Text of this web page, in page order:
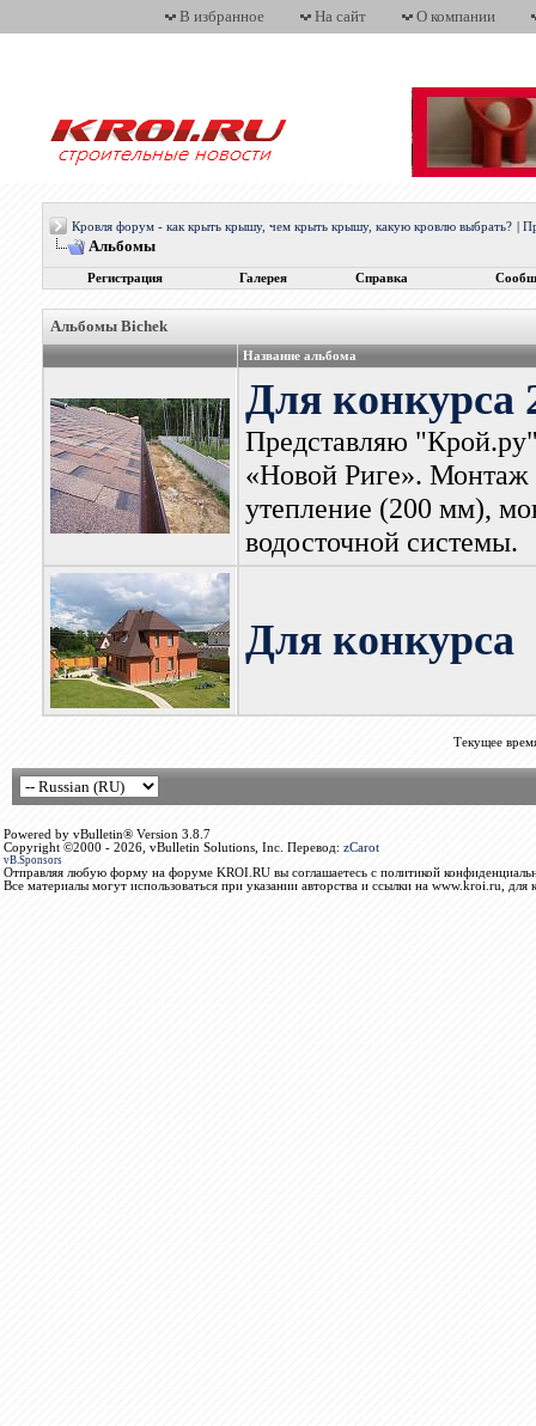
В избранное На сайт О компании
Кровля форум - как крыть крышу, чем крыть крышу, какую кровлю выбрать?
Альбомы
Регистрация Галерея Справка
Альбомы Bichek
Название альбома
Для конкурса
Представляю
«Новой Риге». Монтаж
утепление (200 мм),
водосточной системы.
Для конкурса
Текущее
Powered by vBulletin® Version 3.8.7
Copyright ©2000 - 2026, vBulletin Solutions, Inc. Перевод: zCarot
vB.Sponsors
Отправляя любую форму на форуме KROI.RU вы соглашаетесь с политикой
Все материалы могут использоваться при указании авторства и ссылки на www.kroi.ru, для